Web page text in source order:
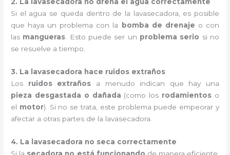
Si el agua se queda dentro de la lavasecadora, es posible
que haya un problema con la
bomba de drenaje o con
las mangueras . Esto puede ser un problema serio si no
se resuelve a tiempo.
3. La lavasecadora hace ruidos extraños
Los ruidos extraños a menudo indican que hay una
pieza desgastada o dañada (como los rodamientos o
el motor). Si no se trata, este problema puede empeorar y
afectar a otras partes de la lavasecadora.
4. La lavasecadora no seca correctamente
Si la secadora no está funcionando de manera eficiente,